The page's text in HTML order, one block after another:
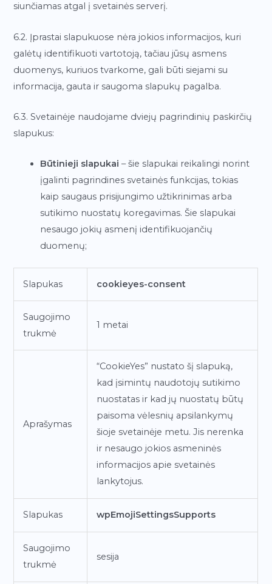
siunčiamas atgal į svetainės serverį.
6.2. Įprastai slapukuose nėra jokios informacijos, kuri
galėtų identifikuoti vartotoją, tačiau jūsų asmens
duomenys, kuriuos tvarkome, gali būti siejami su
informacija, gauta ir saugoma slapukų pagalba.
6.3. Svetainėje naudojame dviejų pagrindinių paskirčių
slapukus:
Būtinieji slapukai – šie slapukai reikalingi norint
įgalinti pagrindines svetainės funkcijas, tokias
kaip saugaus prisijungimo užtikrinimas arba
sutikimo nuostatų koregavimas. Šie slapukai
nesaugo jokių asmenį identifikuojančių
duomenų;
Slapukas cookieyes-consent
Saugojimo
trukmė
1 metai
Aprašymas
“CookieYes” nustato šį slapuką,
kad įsimintų naudotojų sutikimo
nuostatas ir kad jų nuostatų būtų
paisoma vėlesnių apsilankymų
šioje svetainėje metu. Jis nerenka
ir nesaugo jokios asmeninės
informacijos apie svetainės
lankytojus.
Slapukas wpEmojiSettingsSupports
Saugojimo
trukmė
sesija